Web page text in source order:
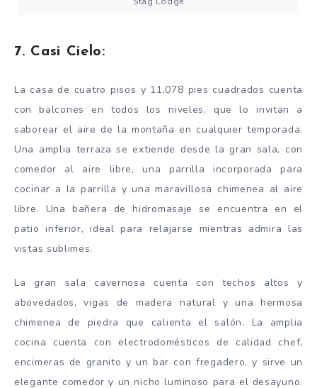
7. Casi Cielo:
La casa de cuatro pisos y 11,078 pies cuadrados cuenta
con balcones en todos los niveles, que lo invitan a
saborear el aire de la montaña en cualquier temporada.
Una amplia terraza se extiende desde la gran sala, con
comedor al aire libre, una parrilla incorporada para
cocinar a la parrilla y una maravillosa chimenea al aire
libre. Una bañera de hidromasaje se encuentra en el
patio inferior, ideal para relajarse mientras admira las
vistas sublimes.
La gran sala cavernosa cuenta con techos altos y
abovedados, vigas de madera natural y una hermosa
chimenea de piedra que calienta el salón. La amplia
cocina cuenta con electrodomésticos de calidad chef,
encimeras de granito y un bar con fregadero, y sirve un
elegante comedor y un nicho luminoso para el desayuno.